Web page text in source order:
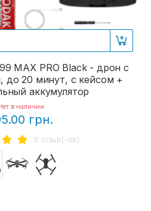
MAX PRO Black - дрон с
до 20 минут, с кейсом +
аккумулятор
в наличии
грн.
3 отзыв(-ов)